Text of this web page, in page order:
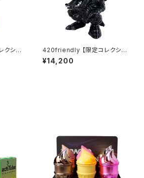
クショ
Gla
ーダッ
420friendly 【限定コレクショ
ン】Alien Xenomorph Bong
- PVC & GLASS / エイリアン
¥14,200